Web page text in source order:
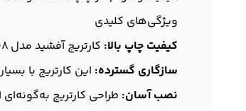
ویژگی‌های کلیدی
کیفیت چاپ بالا: کارتریج آفشید مدل 108 با تکنولوژی پیشرفته، تصاویری با وضوح و شفافیت بالا تولید می‌کند که ایده‌آل برای چاپ اسناد و مدارک حرفه‌ای است.
سازگاری گسترده: این کارتریج با
نصب آسان: طراحی کارتریج